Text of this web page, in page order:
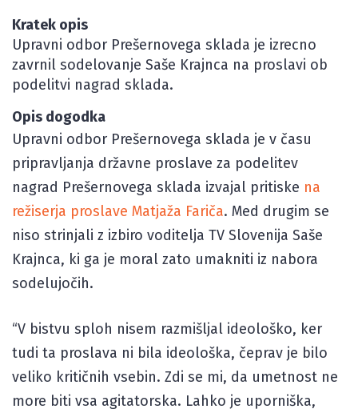
Kratek opis
Upravni odbor Prešernovega sklada je izrecno
zavrnil sodelovanje Saše Krajnca na proslavi ob
podelitvi nagrad sklada.
Opis dogodka
Upravni odbor Prešernovega sklada je v času
pripravljanja državne proslave za podelitev
nagrad Prešernovega sklada izvajal pritiske na
režiserja proslave Matjaža Fariča. Med drugim se
niso strinjali z izbiro voditelja TV Slovenija Saše
Krajnca, ki ga je moral zato umakniti iz nabora
sodelujočih.
“V bistvu sploh nisem razmišljal ideološko, ker
tudi ta proslava ni bila ideološka, čeprav je bilo
veliko kritičnih vsebin. Zdi se mi, da umetnost ne
more biti vsa agitatorska. Lahko je uporniška,